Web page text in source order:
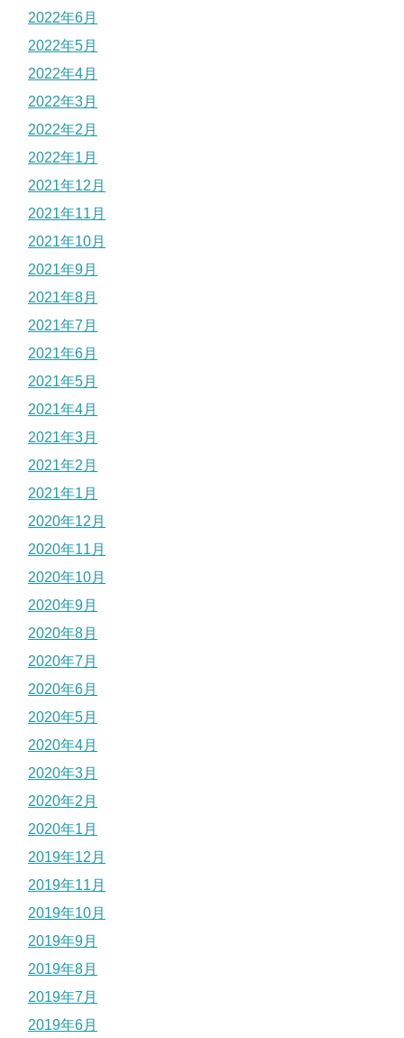
2022年6月
2022年5月
2022年4月
2022年3月
2022年2月
2022年1月
2021年12月
2021年11月
2021年10月
2021年9月
2021年8月
2021年7月
2021年6月
2021年5月
2021年4月
2021年3月
2021年2月
2021年1月
2020年12月
2020年11月
2020年10月
2020年9月
2020年8月
2020年7月
2020年6月
2020年5月
2020年4月
2020年3月
2020年2月
2020年1月
2019年12月
2019年11月
2019年10月
2019年9月
2019年8月
2019年7月
2019年6月